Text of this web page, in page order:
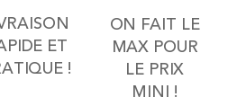
ET
!
ON FAIT LE
MAX POUR
LE PRIX
MINI !